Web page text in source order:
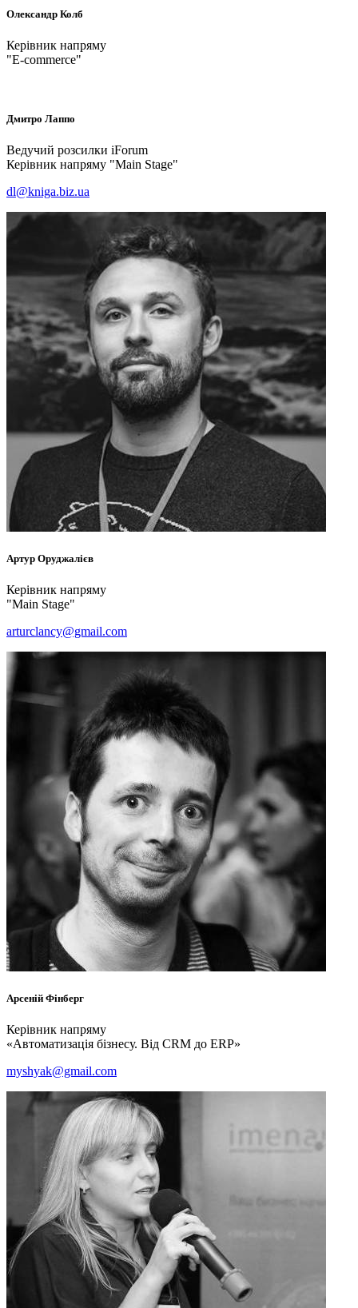
Олександр Колб
Керівник напряму
"E-commerce"
Дмитро Лаппо
Ведучий розсилки iForum
Керівник напряму "Main Stage"
dl@kniga.biz.ua
Артур Оруджалієв
Керівник напряму
"Main Stage"
arturclancy@gmail.com
Арсеній Фінберг
Керівник напряму
«Автоматизація бізнесу. Від CRM до ERP»
myshyak@gmail.com